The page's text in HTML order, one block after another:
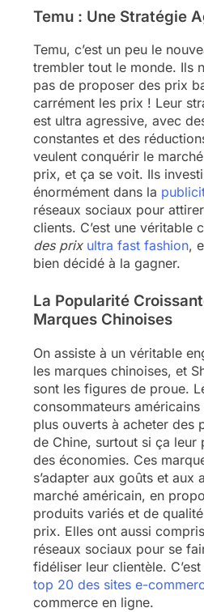
Temu : Une Stratégie
Temu, c’est un peu le
trembler tout le monde. Ils
pas de proposer des prix
carrément les prix ! Leur
est ultra agressive, avec
constantes et des
veulent conquérir le
prix, et ça se voit. Ils
énormément dans la
réseaux sociaux pour
clients. C’est une véritable
des prix ultra fast fashion,
bien décidé à la gagner.
La Popularité
Marques Chinoises
On assiste à un véritable
les marques chinoises, et
sont les figures de proue.
consommateurs
plus ouverts à acheter des
de Chine, surtout si ça leur
des économies. Ces
s’adapter aux goûts et aux
marché américain, en
produits variés et de
prix. Elles ont aussi
réseaux sociaux pour se
fidéliser leur clientèle. C’est
top 20 des sites e-
commerce en ligne.